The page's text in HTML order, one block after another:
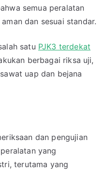
semua peralatan
dan sesuai standar.
satu PJK3 terdekat
berbagai riksa uji,
uap dan bejana
dan pengujian
yang
terutama yang